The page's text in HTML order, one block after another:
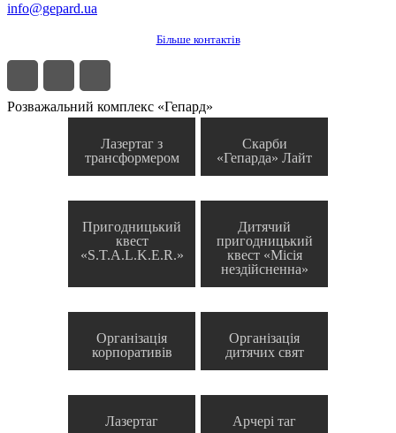
info@gepard.ua
Більше контактів
Розважальний комплекс «Гепард»
Лазертаг з
трансформером
Скарби
«Гепарда» Лайт
Пригодницький
квест
«S.T.A.L.K.E.R.»
Дитячий
пригодницький
квест «Місія
нездійсненна»
Організація
корпоративів
Організація
дитячих свят
Лазертаг Арчері таг